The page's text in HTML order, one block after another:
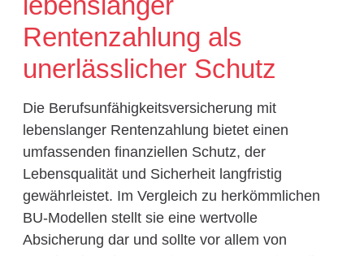
Rentenzahlung als
unerlässlicher Schutz
Die Berufsunfähigkeitsversicherung mit
lebenslanger Rentenzahlung bietet einen
umfassenden finanziellen Schutz, der
Lebensqualität und Sicherheit langfristig
gewährleistet. Im Vergleich zu herkömmlichen
BU-Modellen stellt sie eine wertvolle
Absicherung dar und sollte vor allem von